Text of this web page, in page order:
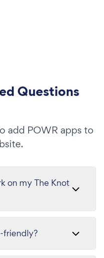
Questions
add POWR apps to
on my The Knot
friendly?